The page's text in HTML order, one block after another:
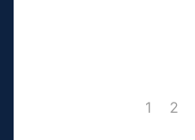
1 2